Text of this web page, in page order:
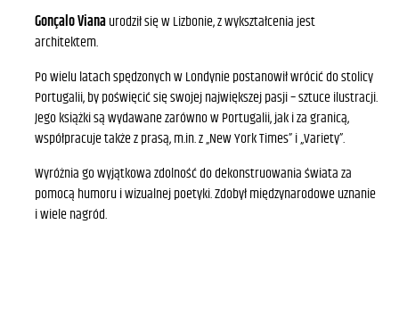
Gonçalo Vianaurodził się w Lizbonie, z wykształcenia jest
architektem.
Po wielu latach spędzonych w Londynie postanowił wrócić do stolicy
Portugalii, by poświęcić się swojej największej pasji – sztuce ilustracji.
Jego książki są wydawane zarówno w Portugalii, jak i za granicą,
współpracuje także z prasą, m.in. z „New York Times” i „Variety”.
Wyróżnia go wyjątkowa zdolność do dekonstruowania świata za
pomocą humoru i wizualnej poetyki. Zdobył międzynarodowe uznanie
i wiele nagród.